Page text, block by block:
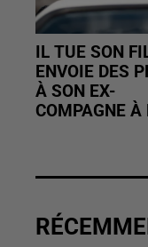
IL TUE SON
ENVOIE DES
À SON EX-
COMPAGNE À